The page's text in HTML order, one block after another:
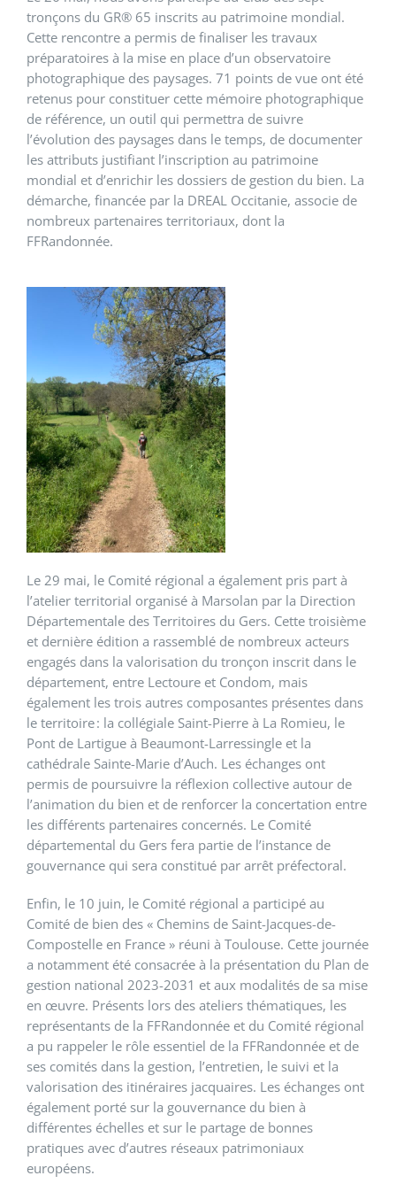
tronçons du GR® 65 inscrits au patrimoine mondial.
Cette rencontre a permis de finaliser les travaux
préparatoires à la mise en place d’un observatoire
photographique des paysages. 71 points de vue ont été
retenus pour constituer cette mémoire photographique
de référence, un outil qui permettra de suivre
l’évolution des paysages dans le temps, de documenter
les attributs justifiant l’inscription au patrimoine
mondial et d’enrichir les dossiers de gestion du bien. La
démarche, financée par la DREAL Occitanie, associe de
nombreux partenaires territoriaux, dont la
FFRandonnée.
Le 29 mai, le Comité régional a également pris part à
l’atelier territorial organisé à Marsolan par la Direction
Départementale des Territoires du Gers. Cette troisième
et dernière édition a rassemblé de nombreux acteurs
engagés dans la valorisation du tronçon inscrit dans le
département, entre Lectoure et Condom, mais
également les trois autres composantes présentes dans
le territoire : la collégiale Saint-Pierre à La Romieu, le
Pont de Lartigue à Beaumont-Larressingle et la
cathédrale Sainte-Marie d’Auch. Les échanges ont
permis de poursuivre la réflexion collective autour de
l’animation du bien et de renforcer la concertation entre
les différents partenaires concernés. Le Comité
départemental du Gers fera partie de l’instance de
gouvernance qui sera constitué par arrêt préfectoral.
Enfin, le 10 juin, le Comité régional a participé au
Comité de bien des « Chemins de Saint-Jacques-de-
Compostelle en France » réuni à Toulouse. Cette journée
a notamment été consacrée à la présentation du Plan de
gestion national 2023-2031 et aux modalités de sa mise
en œuvre. Présents lors des ateliers thématiques, les
représentants de la FFRandonnée et du Comité régional
a pu rappeler le rôle essentiel de la FFRandonnée et de
ses comités dans la gestion, l’entretien, le suivi et la
valorisation des itinéraires jacquaires. Les échanges ont
également porté sur la gouvernance du bien à
différentes échelles et sur le partage de bonnes
pratiques avec d’autres réseaux patrimoniaux
européens.